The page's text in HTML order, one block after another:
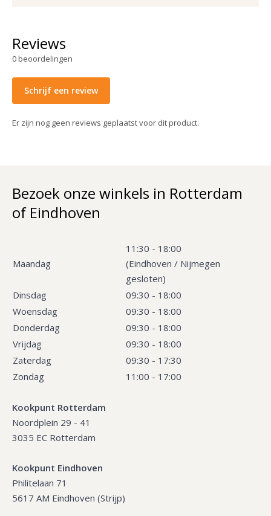
Reviews
0beoordelingen
Schrijf een review
Er zijn nog geen reviews geplaatst voor dit product.
Bezoek onze winkels in Rotterdam
of Eindhoven
Maandag
11:30 - 18:00
(Eindhoven / Nijmegen
gesloten)
Dinsdag
09:30 - 18:00
Woensdag
09:30 - 18:00
Donderdag
09:30 - 18:00
Vrijdag
09:30 - 18:00
Zaterdag
09:30 - 17:30
Zondag
11:00 - 17:00
Kookpunt Rotterdam
Noordplein 29 - 41
3035 EC Rotterdam
Kookpunt Eindhoven
Philitelaan 71
5617 AM Eindhoven (Strijp)